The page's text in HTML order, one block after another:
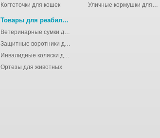
Когтеточки для кошек
Уличные кормушки для птиц
Товары для реабилитации животных
Ветеринарные сумки для животных
Защитные воротники для животных
Инвалидные коляски для животных
Ортезы для животных